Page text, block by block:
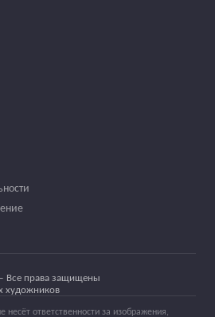
Все права защищены
художников
ответственности за изображения,